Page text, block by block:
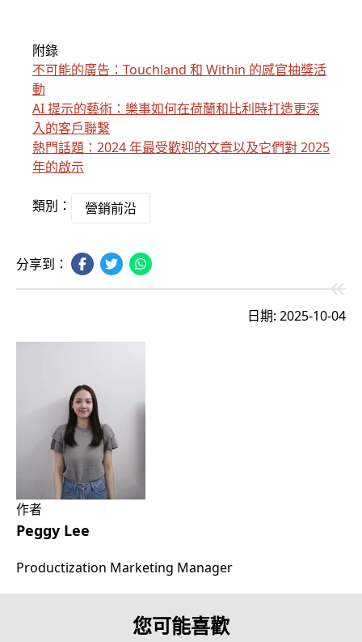
附錄
不可能的廣告：Touchland 和 Within 的感官抽獎活
動
AI 提示的藝術：樂事如何在荷蘭和比利時打造更深
入的客戶聯繫
熱門話題：2024 年最受歡迎的文章以及它們對 2025
年的啟示
類別： 營銷前沿
分享到：
日期: 2025-10-04
作者
Peggy Lee
Productization Marketing Manager
您可能喜歡